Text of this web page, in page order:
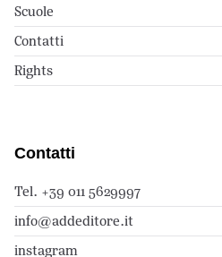
Scuole
Contatti
Rights
Contatti
Tel. +39 011 5629997
info@addeditore.it
instagram